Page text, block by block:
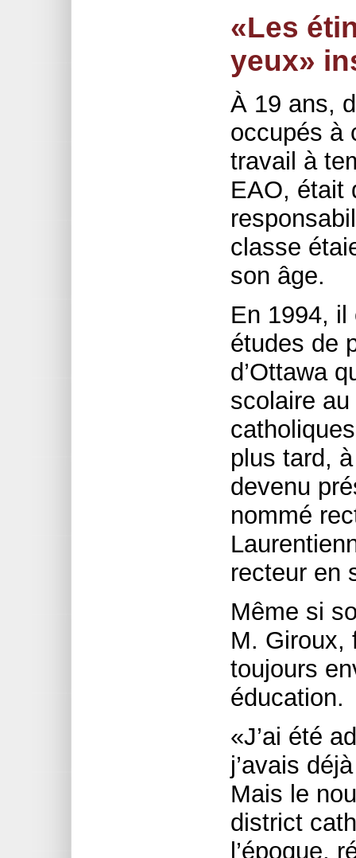
«Les
yeux»
À 19 ans,
occupés à
travail à
EAO, était
classe
son âge.
En 1994,
études de
d’Ottawa
scolaire
plus tard,
devenu
nommé
recteur en
Même si
M. Giroux,
toujours
éducation.
«J’ai été
j’avais
Mais le
district
l’époque,